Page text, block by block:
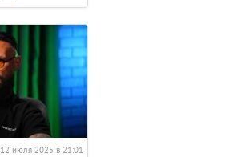
12 июля 2025 в 21:01